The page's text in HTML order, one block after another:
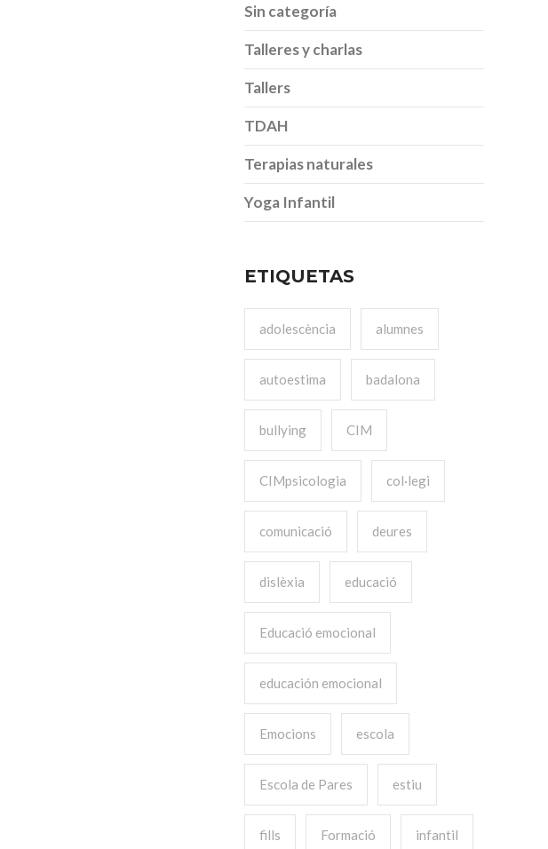
Sin categoría
Talleres y charlas
Tallers
TDAH
Terapias naturales
Yoga Infantil
ETIQUETAS
adolescència alumnes
autoestima badalona
bullying CIM
CIMpsicologia col·legi
comunicació deures
dislèxia educació
Educació emocional
educación emocional
Emocions escola
Escola de Pares estiu
fills Formació infantil